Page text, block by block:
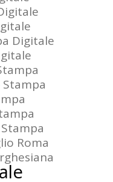
Digitale
Stampa
Stampa
Roma